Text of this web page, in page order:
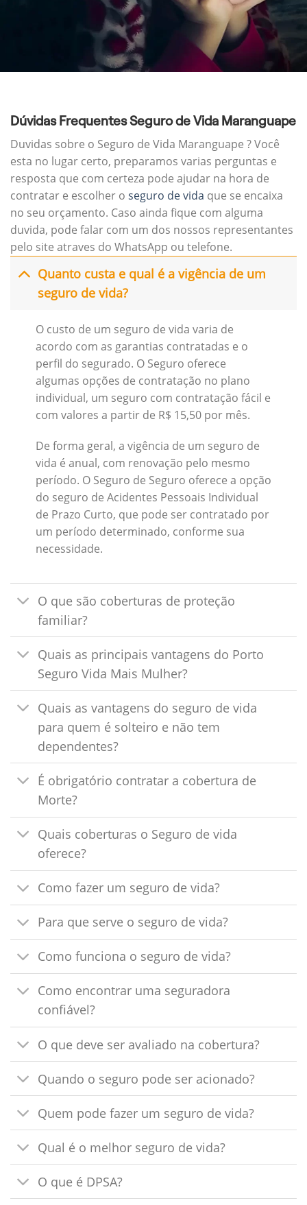
Dúvidas Frequentes Seguro de Vida Maranguape
Duvidas sobre o Seguro de Vida Maranguape ? Você
esta no lugar certo, preparamos varias perguntas e
resposta que com certeza pode ajudar na hora de
contratar e escolher o seguro de vida que se encaixa
no seu orçamento. Caso ainda fique com alguma
duvida, pode falar com um dos nossos representantes
pelo site atraves do WhatsApp ou telefone.
Quanto custa e qual é a vigência de um
seguro de vida?
O custo de um seguro de vida varia de
acordo com as garantias contratadas e o
perfil do segurado. O Seguro oferece
algumas opções de contratação no plano
individual, um seguro com contratação fácil e
com valores a partir de R$ 15,50 por mês.
De forma geral, a vigência de um seguro de
vida é anual, com renovação pelo mesmo
período. O Seguro de Seguro oferece a opção
do seguro de Acidentes Pessoais Individual
de Prazo Curto, que pode ser contratado por
um período determinado, conforme sua
necessidade.
O que são coberturas de proteção
familiar?
Quais as principais vantagens do Porto
Seguro Vida Mais Mulher?
Quais as vantagens do seguro de vida
para quem é solteiro e não tem
dependentes?
É obrigatório contratar a cobertura de
Morte?
Quais coberturas o Seguro de vida
oferece?
Como fazer um seguro de vida?
Para que serve o seguro de vida?
Como funciona o seguro de vida?
Como encontrar uma seguradora
confiável?
O que deve ser avaliado na cobertura?
Quando o seguro pode ser acionado?
Quem pode fazer um seguro de vida?
Qual é o melhor seguro de vida?
O que é DPSA?